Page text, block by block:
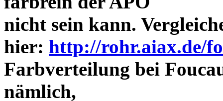
nicht sein kann.
hier: http://rohr.aiax.de/
Farbverteilung bei
nämlich,